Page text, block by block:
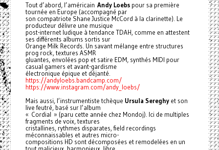
Tout d’abord, l’américain Andy Loebspour sa première
tournée en Europe (accompagné par
son compatriote Shane Justice McCord à la clarinette). Le
producteur délivre une musique
post-internet ludique à tendance TDAH, comme en attestent
ses différents albums sortis sur
Orange Milk Records. Un savant mélange entre structures
prog rock, textures ASMR
gluantes, envolées pop et satire EDM, synthés MIDI pour
casual gamers et avant-gardisme
électronique épique et déjanté.
https://andyloebs.bandcamp.com/
https://www.instagram.com/andy_loebs/
Mais aussi, l’instrumentiste tchèque Ursula Sereghyet son
live feutré, basé sur l’album
« Cordial » (paru cette année chez Mondoj). Ici de multiples
fragments de voix, textures
cristallines, rythmes disparates, field recordings
méconnaissables et autres micro-
compositions HD sont décomposées et remodelées en un
tout malicieux, harmonieux, libre